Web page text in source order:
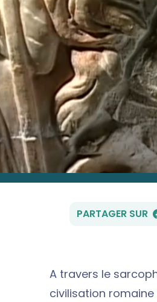
PARTAGER SUR
A travers le
civilisation romaine